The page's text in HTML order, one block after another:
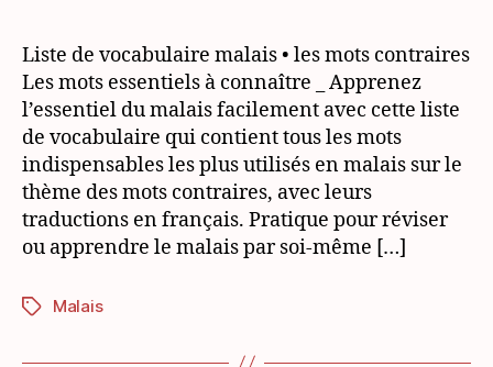
essentiel:
mots
contraires
Liste de vocabulaire malais • les mots contraires
Les mots essentiels à connaître _ Apprenez
l’essentiel du malais facilement avec cette liste
de vocabulaire qui contient tous les mots
indispensables les plus utilisés en malais sur le
thème des mots contraires, avec leurs
traductions en français. Pratique pour réviser
ou apprendre le malais par soi-même […]
Étiquettes
Malais